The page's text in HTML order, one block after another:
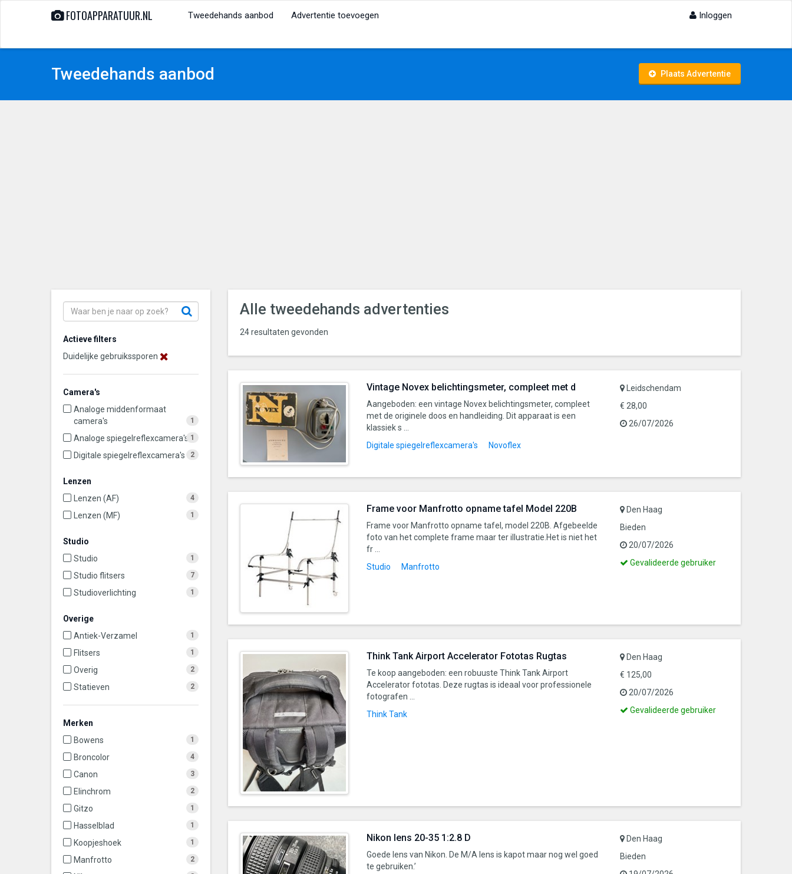
FOTOAPPARATUUR.NL Tweedehands aanbod Advertentie toevoegen Inloggen
Tweedehands aanbod Plaats Advertentie
Actieve filters
Duidelijke gebruikssporen
Camera's
Analoge middenformaat
camera's
1
Analoge spiegelreflexcamera's 1
Digitale spiegelreflexcamera's 2
Lenzen
Lenzen (AF)
4
Lenzen (MF) 1
Studio
Studio
1
Studio flitsers 7
Studioverlichting 1
Overige
Antiek-Verzamel
1
Flitsers 1
Overig 2
Statieven 2
Merken
Bowens
1
Broncolor 4
Canon 3
Elinchrom 2
Gitzo 1
Hasselblad 1
Koopjeshoek 1
Manfrotto 2
Alle tweedehands advertenties
24 resultaten gevonden
Vintage Novex belichtingsmeter, compleet met d
Aangeboden: een vintage Novex belichtingsmeter, compleet
met de originele doos en handleiding. Dit apparaat is een
klassiek s ...
Digitale spiegelreflexcamera's
Novoflex
Leidschendam
€ 28,00
26/07/2026
Frame voor Manfrotto opname tafel Model 220B
Frame voor Manfrotto opname tafel, model 220B. Afgebeelde
foto van het complete frame maar ter illustratie.Het is niet het
fr ...
Studio
Manfrotto
Den Haag
Bieden
20/07/2026
Dit
Gevalideerde gebruiker
Think Tank Airport Accelerator Fototas Rugtas
Te koop aangeboden: een robuuste Think Tank Airport
Accelerator fototas. Deze rugtas is ideaal voor professionele
fotografen ...
Think Tank
Den Haag
€ 125,00
20/07/2026
Dit
Gevalideerde gebruiker
Nikon lens 20-35 1:2.8 D
Goede lens van Nikon. De M/A lens is kapot maar nog wel goed
te gebruiken.’
Den Haag
Bieden